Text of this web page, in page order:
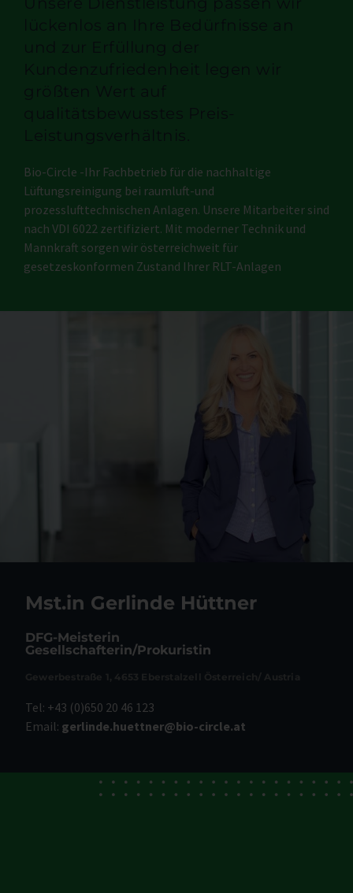
Bio-Circle -Ihr Fachbetrieb für die nachhaltige
Lüftungsreinigung bei raumluft-und
prozesslufttechnischen Anlagen. Unsere Mitarbeiter sind
nach VDI 6022 zertifiziert. Mit moderner Technik und
Mannkraft sorgen wir österreichweit für
gesetzeskonformen Zustand Ihrer RLT-Anlagen
Mst.in Gerlinde Hüttner
DFG-Meisterin
Gesellschafterin/Prokuristin
Tel: +43 (0)650 20 46 123
Email: gerlinde.huettner@bio-circle.at